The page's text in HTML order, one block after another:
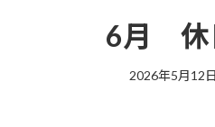
6月 休
2026年5月12日